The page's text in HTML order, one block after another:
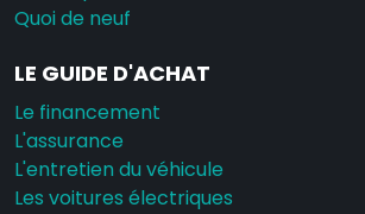
Quoi de neuf
LE GUIDE D'ACHAT
Le financement
L'assurance
L'entretien du véhicule
Les voitures électriques